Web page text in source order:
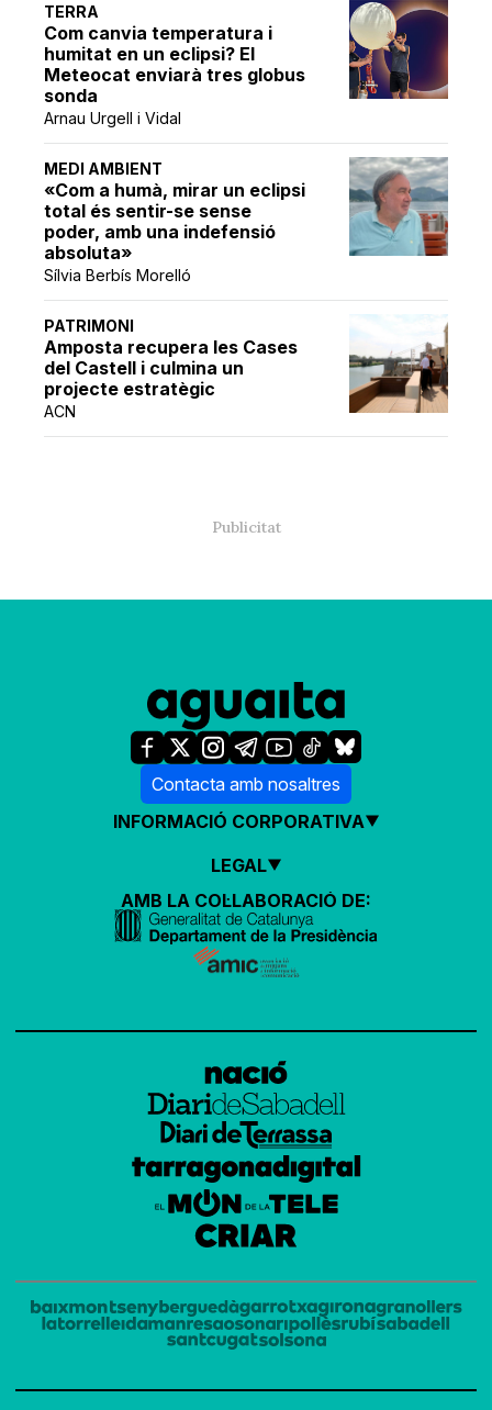
TERRA
Com canvia temperatura i
humitat en un eclipsi? El
Meteocat enviarà tres globus
sonda
Arnau Urgell i Vidal
MEDI AMBIENT
«Com a humà, mirar un eclipsi
total és sentir-se sense
poder, amb una indefensió
absoluta»
Sílvia Berbís Morelló
PATRIMONI
Amposta recupera les Cases
del Castell i culmina un
projecte estratègic
ACN
Contacta amb nosaltres
INFORMACIÓ CORPORATIVA
LEGAL
AMB LA COL·LABORACIÓ DE: